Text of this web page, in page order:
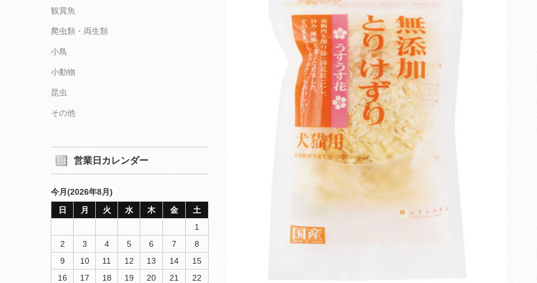
観賞魚
爬虫類・両生類
小鳥
小動物
昆虫
その他
営業日カレンダー
今月(2026年8月)
日
月 火 水 木 金
土
1
2
3 4 5 6 7
8
9
10 11 12 13 14
15
16
17 18 19 20 21
22